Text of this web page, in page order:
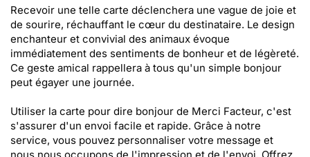
Recevoir une telle carte déclenchera une vague de joie et
de sourire, réchauffant le cœur du destinataire. Le design
enchanteur et convivial des animaux évoque
immédiatement des sentiments de bonheur et de légèreté.
Ce geste amical rappellera à tous qu'un simple bonjour
peut égayer une journée.
Utiliser la carte pour dire bonjour de Merci Facteur, c'est
s'assurer d'un envoi facile et rapide. Grâce à notre
service, vous pouvez personnaliser votre message et